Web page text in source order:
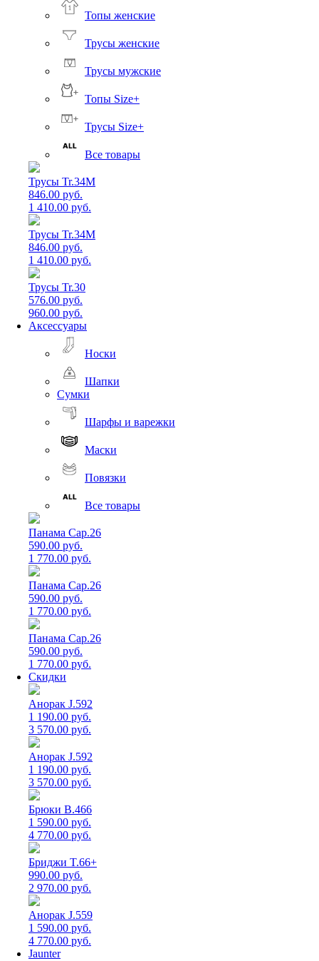
Топы женские
Трусы женские
Трусы мужские
Топы Size+
Трусы Size+
Все товары
Трусы Tr.34M
846.00 руб.
1 410.00 руб.
Трусы Tr.34M
846.00 руб.
1 410.00 руб.
Трусы Tr.30
576.00 руб.
960.00 руб.
Аксессуары
Носки
Шапки
Сумки
Шарфы и варежки
Маски
Повязки
Все товары
Панама Cap.26
590.00 руб.
1 770.00 руб.
Панама Cap.26
590.00 руб.
1 770.00 руб.
Панама Cap.26
590.00 руб.
1 770.00 руб.
Скидки
Анорак J.592
1 190.00 руб.
3 570.00 руб.
Анорак J.592
1 190.00 руб.
3 570.00 руб.
Брюки B.466
1 590.00 руб.
4 770.00 руб.
Бриджи T.66+
990.00 руб.
2 970.00 руб.
Анорак J.559
1 590.00 руб.
4 770.00 руб.
Jaunter